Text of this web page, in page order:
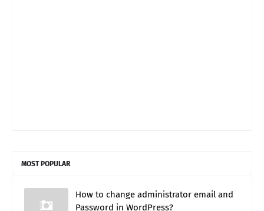
MOST POPULAR
How to change administrator email and
Password in WordPress?